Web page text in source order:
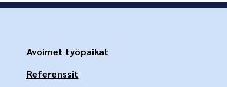
Avoimet työpaikat
Referenssit